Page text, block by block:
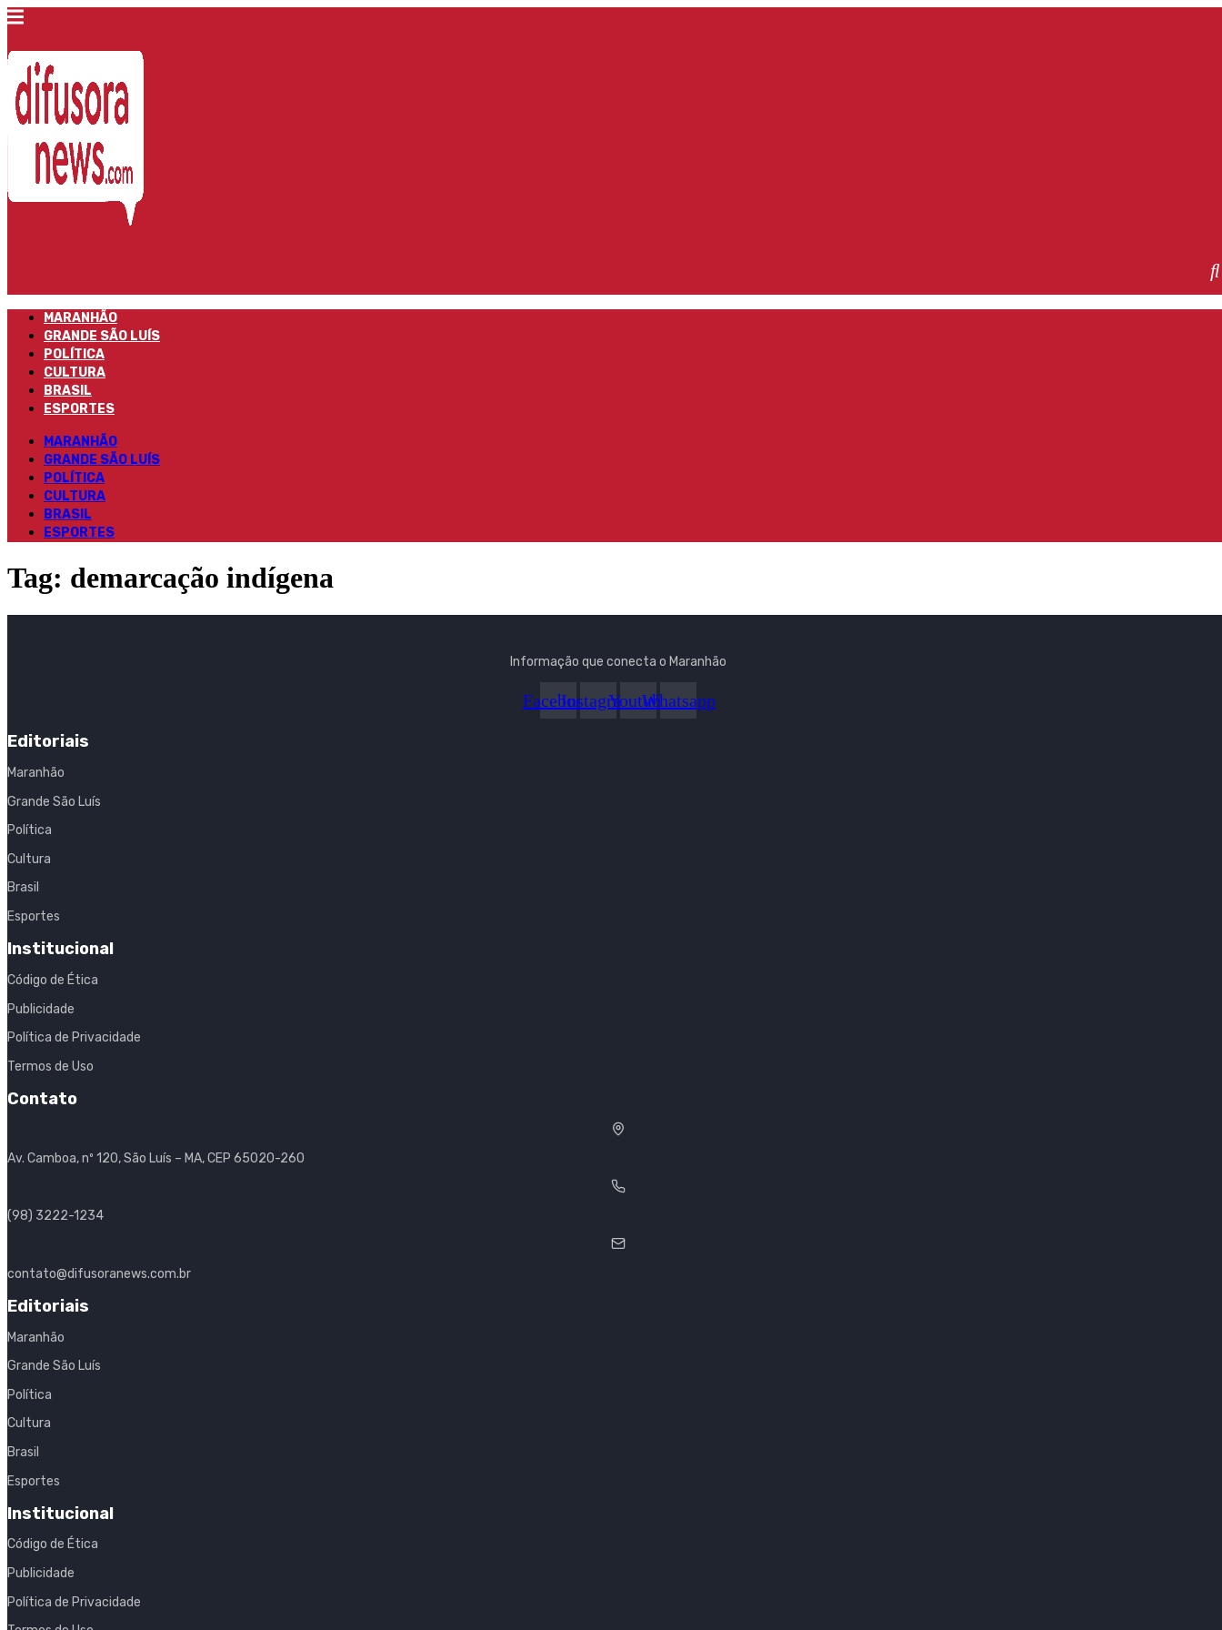
MARANHÃO
GRANDE SÃO LUÍS
POLÍTICA
CULTURA
BRASIL
ESPORTES
MARANHÃO
GRANDE SÃO LUÍS
POLÍTICA
CULTURA
BRASIL
ESPORTES
Tag: demarcação indígena
Informação que conecta o Maranhão
FacebookInstagramYoutubeWhatsapp
Editoriais
Maranhão
Grande São Luís
Política
Cultura
Brasil
Esportes
Institucional
Código de Ética
Publicidade
Política de Privacidade
Termos de Uso
Contato
Av. Camboa, nº 120, São Luís – MA, CEP 65020-260
(98) 3222-1234
contato@difusoranews.com.br
Editoriais
Maranhão
Grande São Luís
Política
Cultura
Brasil
Esportes
Institucional
Código de Ética
Publicidade
Política de Privacidade